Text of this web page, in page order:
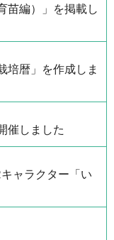
苗編）」を掲載し
培暦」を作成しま
催しました
ャラクター「い